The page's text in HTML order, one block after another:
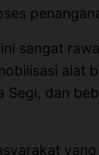
sangat
alat
dan